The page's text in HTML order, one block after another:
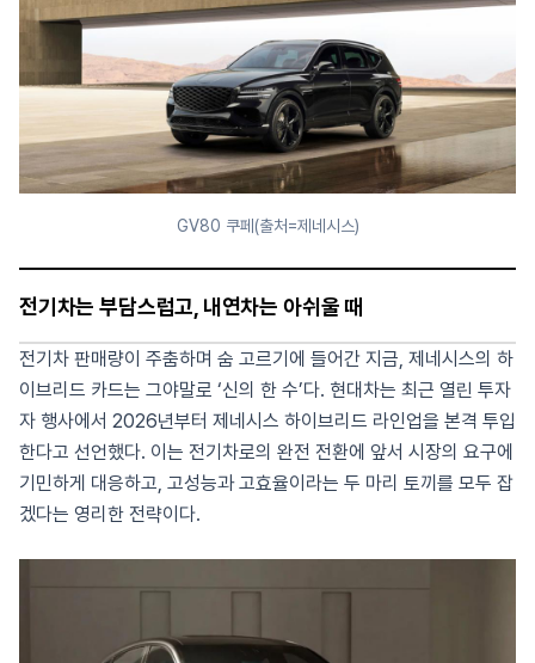
GV80 쿠페(출처=제네시스)
전기차는 부담스럽고, 내연차는 아쉬울 때
전기차 판매량이 주춤하며 숨 고르기에 들어간 지금, 제네시스의 하
이브리드 카드는 그야말로 ‘신의 한 수’다. 현대차는 최근 열린 투자
자 행사에서 2026년부터 제네시스 하이브리드 라인업을 본격 투입
한다고 선언했다. 이는 전기차로의 완전 전환에 앞서 시장의 요구에
기민하게 대응하고, 고성능과 고효율이라는 두 마리 토끼를 모두 잡
겠다는 영리한 전략이다.